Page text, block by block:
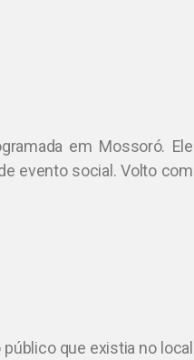
em Mossoró. Ele
evento social. Volto com
que existia no local